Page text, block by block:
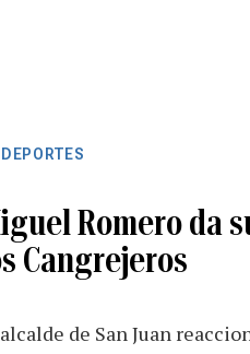
DEPORTES
Romero da
Cangrejeros
de San Juan